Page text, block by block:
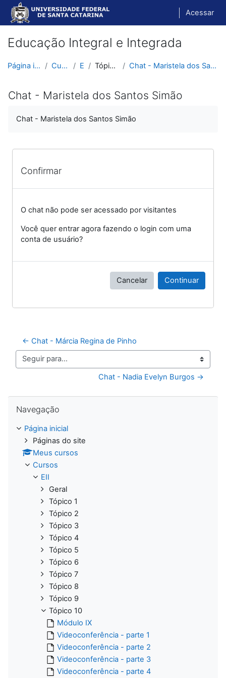
Ir para o conteúdo principal
Acessar
Educação Integral e Integrada
Página inicial Cursos EII Tópico 10 Chat - Maristela dos Santos Simão
Chat - Maristela dos Santos Simão
Chat - Maristela dos Santos Simão
Confirmar
O chat não pode ser acessado por visitantes
Você quer entrar agora fazendo o login com uma
conta de usuário?
Cancelar Continuar
← Chat - Márcia Regina de Pinho
Seguir para...
Chat - Nadia Evelyn Burgos →
Navegação
Página inicial
Páginas do site
Meus cursos
Cursos
EII
Geral
Tópico 1
Tópico 2
Tópico 3
Tópico 4
Tópico 5
Tópico 6
Tópico 7
Tópico 8
Tópico 9
Tópico 10
Módulo IX
Videoconferência - parte 1
Videoconferência - parte 2
Videoconferência - parte 3
Videoconferência - parte 4